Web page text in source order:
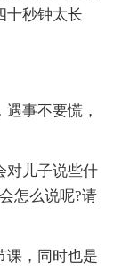
十秒钟太长
事不要慌，
儿子说些什
怎么说呢?请
，同时也是